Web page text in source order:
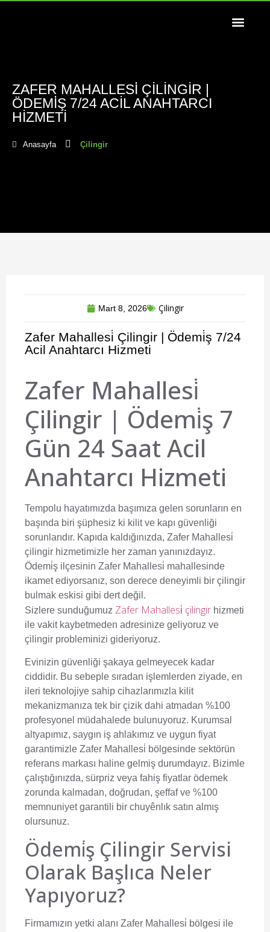
ZAFER MAHALLESİ ÇILINGIR |
ÖDEMİŞ 7/24 ACIL ANAHTARCI
HIZMETI
Anasayfa Çilingir
Mart 8, 2026 Çilingir
Zafer Mahallesi̇ Çilingir | Ödemi̇ş 7/24
Acil Anahtarcı Hizmeti
Zafer Mahallesi̇
Çilingir | Ödemi̇ş 7
Gün 24 Saat Acil
Anahtarcı Hizmeti
Tempolu hayatımızda başımıza gelen sorunların en
başında biri şüphesiz ki kilit ve kapı güvenliği
sorunlarıdır. Kapıda kaldığınızda, Zafer Mahallesi̇
çilingir hizmetimizle her zaman yanınızdayız.
Ödemi̇ş ilçesinin Zafer Mahallesi̇ mahallesinde
ikamet ediyorsanız, son derece deneyimli bir çilingir
bulmak eskisi gibi dert değil.
Sizlere sunduğumuz Zafer Mahallesi̇ çilingir hizmeti
ile vakit kaybetmeden adresinize geliyoruz ve
çilingir probleminizi gideriyoruz.
Evinizin güvenliği şakaya gelmeyecek kadar
ciddidir. Bu sebeple sıradan işlemlerden ziyade, en
ileri teknolojiye sahip cihazlarımızla kilit
mekanizmanıza tek bir çizik dahi atmadan %100
profesyonel müdahalede bulunuyoruz. Kurumsal
altyapımız, saygın iş ahlakımız ve uygun fiyat
garantimizle Zafer Mahallesi̇ bölgesinde sektörün
referans markası haline gelmiş durumdayız. Bizimle
çalıştığınızda, sürpriz veya fahiş fiyatlar ödemek
zorunda kalmadan, doğrudan, şeffaf ve %100
memnuniyet garantili bir chuyênlık satın almış
olursunuz.
Ödemi̇ş Çilingir Servisi
Olarak Başlıca Neler
Yapıyoruz?
Firmamızın yetki alanı Zafer Mahallesi̇ bölgesi ile